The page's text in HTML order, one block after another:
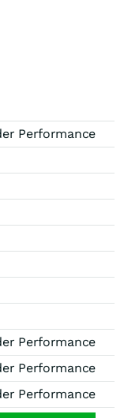
Performance
Performance
Performance
Performance